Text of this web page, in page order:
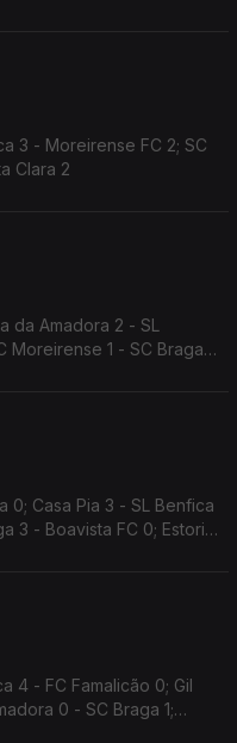
3 - Moreirense FC 2; SC
Clara 2
da Amadora 2 - SL
Moreirense 1 - SC Braga
0; Casa Pia 3 - SL Benfica
3 - Boavista FC 0; Estoril
4 - FC Famalicão 0; Gil
0 - SC Braga 1;